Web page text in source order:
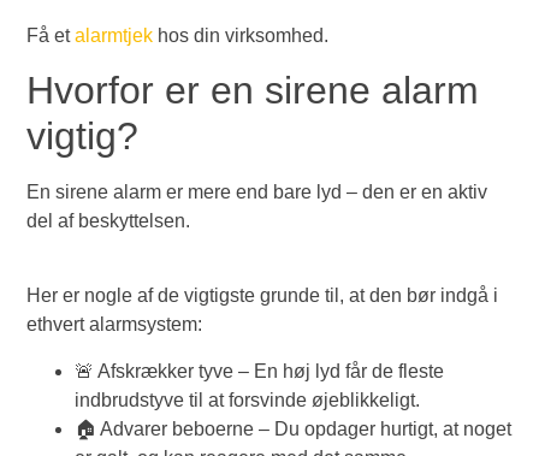
Få etalarmtjek hos din virksomhed.
Hvorfor er en sirene alarm
vigtig?
En sirene alarm er mere end bare lyd – den er en aktiv
del af beskyttelsen.
Her er nogle af de vigtigste grunde til, at den bør indgå i
ethvert alarmsystem:
🚨 Afskrækker tyve – En høj lyd får de fleste
indbrudstyve til at forsvinde øjeblikkeligt.
🏠 Advarer beboerne – Du opdager hurtigt, at noget